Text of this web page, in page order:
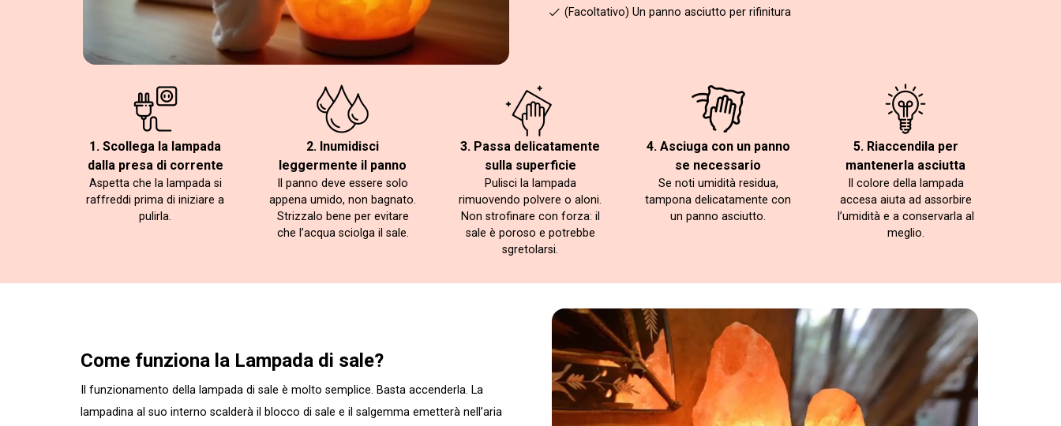
(Facoltativo) Un panno asciutto per rifinitura
1. Scollega la lampada
dalla presa di corrente
Aspetta che la lampada si
raffreddi prima di iniziare a
pulirla.
2. Inumidisci
leggermente il panno
Il panno deve essere solo
appena umido, non bagnato.
Strizzalo bene per evitare
che l’acqua sciolga il sale.
3. Passa delicatamente
sulla superficie
Pulisci la lampada
rimuovendo polvere o aloni.
Non strofinare con forza: il
sale è poroso e potrebbe
sgretolarsi.
4. Asciuga con un panno
se necessario
Se noti umidità residua,
tampona delicatamente con
un panno asciutto.
5. Riaccendila per
mantenerla asciutta
Il colore della lampada
accesa aiuta ad assorbire
l’umidità e a conservarla al
meglio.
Come funziona la Lampada di sale?
Il funzionamento della lampada di sale è molto semplice. Basta accenderla. La
lampadina al suo interno scalderà il blocco di sale e il salgemma emetterà nell’aria